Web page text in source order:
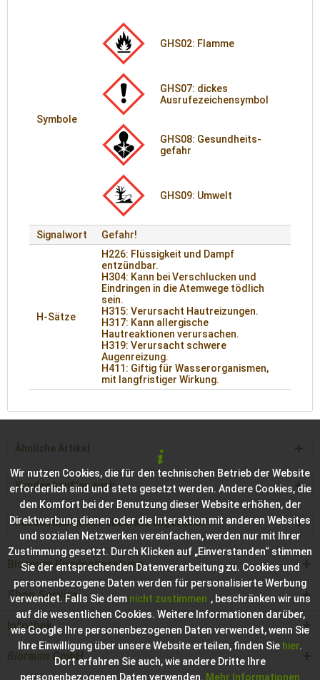
Symbole
GHS02: Flamme
GHS07: dickes
Ausrufezeichensymbol
GHS08: Gesund­heits­
gefahr
GHS09: Umwelt
Signalwort Gefahr!
H-Sätze
H226: Flüssigkeit und Dampf
entzündbar.
H304: Kann bei Verschlucken und
Eindringen in die Atemwege tödlich
sein.
H315: Verursacht Hautreizungen.
H317: Kann allergische
Hautreaktionen verursachen.
H319: Verursacht schwere
Augenreizung.
H411: Giftig für Wasserorganismen,
mit langfristiger Wirkung.
Ähnliche Artikel
Kunden kauften auch
Kunden haben sich ebenfalls angesehen
Bioraum Kundenberatung
Shop Service
Infothek
Bioraum GmbH
Wir nutzen Cookies, die für den technischen Betrieb der Website
erforderlich sind und stets gesetzt werden. Andere Cookies, die
den Komfort bei der Benutzung dieser Website erhöhen, der
Direktwerbung dienen oder die Interaktion mit anderen Websites
und sozialen Netzwerken vereinfachen, werden nur mit Ihrer
Zustimmung gesetzt. Durch Klicken auf „Einverstanden“ stimmen
Sie der entsprechenden Datenverarbeitung zu. Cookies und
personenbezogene Daten werden für personalisierte Werbung
verwendet. Falls Sie dem nicht zustimmen , beschränken wir uns
auf die wesentlichen Cookies. Weitere Informationen darüber,
wie Google Ihre personenbezogenen Daten verwendet, wenn Sie
Ihre Einwilligung über unsere Website erteilen, finden Sie hier.
Dort erfahren Sie auch, wie andere Dritte Ihre
personenbezogenen Daten verwenden. Mehr Informationen